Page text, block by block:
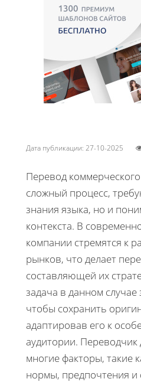
Дата публикации: 27-10-2025
Перевод
сложный процесс,
знания языка, но и
контекста. В
компании стремятся к
рынков, что делает
составляющей их
задача в данном случае
чтобы сохранить
адаптировав его к
аудитории.
многие факторы, такие
нормы, предпочтения и